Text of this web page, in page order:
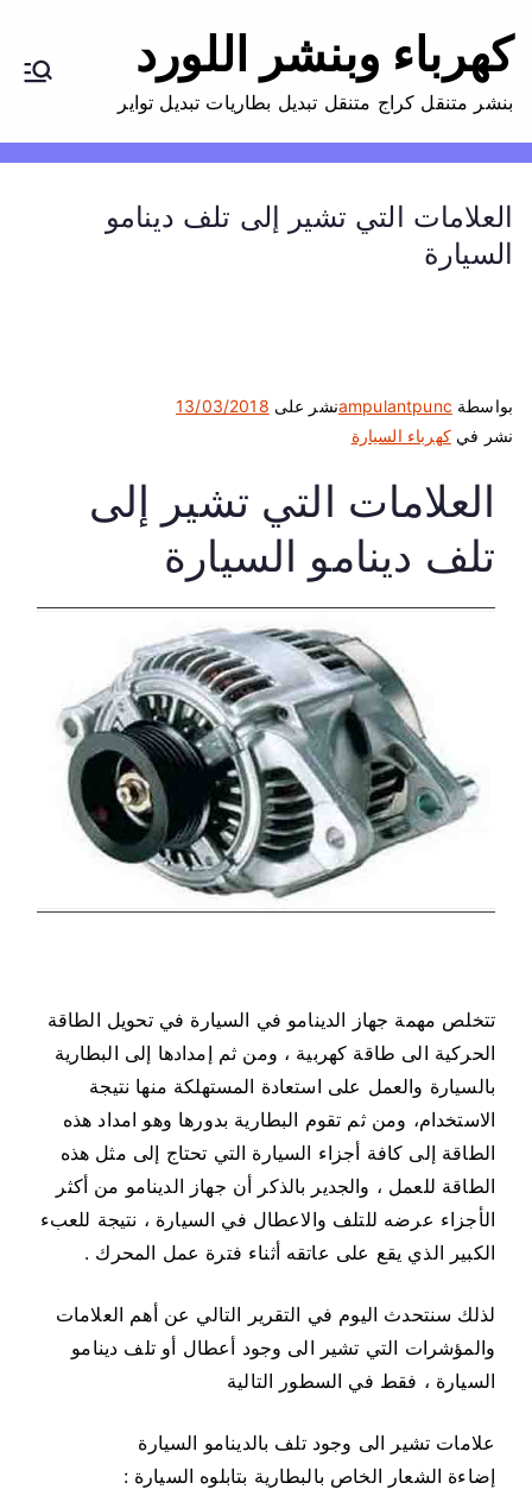
إ
كهرباء وبنشر اللورد
بنشر متنقل كراج متنقل تبديل بطاريات تبديل تواير
العلامات التي تشير إلى تلف دينامو
السيارة
بواسطة ampulantpuncنشر على 13/03/2018
نشر فيكهرباء السيارة
العلامات التي تشير إلى
تلف دينامو السيارة
تتخلص مهمة جهاز الدينامو في السيارة في تحويل الطاقة
الحركية الى طاقة كهربية ، ومن ثم إمدادها إلى البطارية
بالسيارة والعمل على استعادة المستهلكة منها نتيجة
الاستخدام، ومن ثم تقوم البطارية بدورها وهو امداد هذه
الطاقة إلى كافة أجزاء السيارة التي تحتاج إلى مثل هذه
الطاقة للعمل ، والجدير بالذكر أن جهاز الدينامو من أكثر
الأجزاء عرضه للتلف والاعطال في السيارة ، نتيجة للعبء
الكبير الذي يقع على عاتقه أثناء فترة عمل المحرك .
لذلك سنتحدث اليوم في التقرير التالي عن أهم العلامات
والمؤشرات التي تشير الى وجود أعطال أو تلف دينامو
السيارة ، فقط في السطور التالية
علامات تشير الى وجود تلف بالدينامو السيارة
إضاءة الشعار الخاص بالبطارية بتابلوه السيارة :